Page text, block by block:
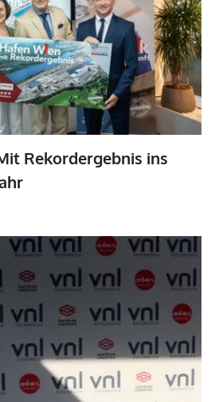
Rekordergebnis ins